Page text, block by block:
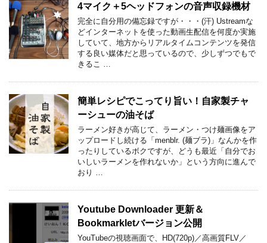
4マイク＋5ヘッドフォンの音声収録機材
完全に自分用の備忘録ですが・・・(汗) Ustreamな
どインターネットを使った動画生配信を何度か実施
していて、地方からリアルタイムコンテンツを発信
する良い媒体だと思っているので、少しずつでもで
きるこ …
簡単レシピでこってり旨い！自家製チャ
ーシューの油そば
ラーメン好きが高じて、ラーメン・つけ麺画像をア
ップロードし続ける「menblr. (麺ブラ)」なんかを作
ったりしているボクですが、どうも最近「自分でお
いしいラーメンを作れないか」という方向に進んで
おり …
Youtube Downloader 更新＆
Bookmarkletバージョン公開
YouTubeの視聴画面で、HD(720p)／高画質FLV／